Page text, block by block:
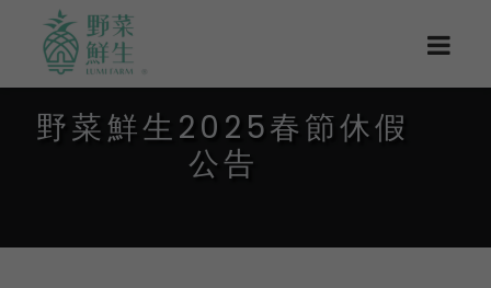
野菜鮮生2025春節休假
公告